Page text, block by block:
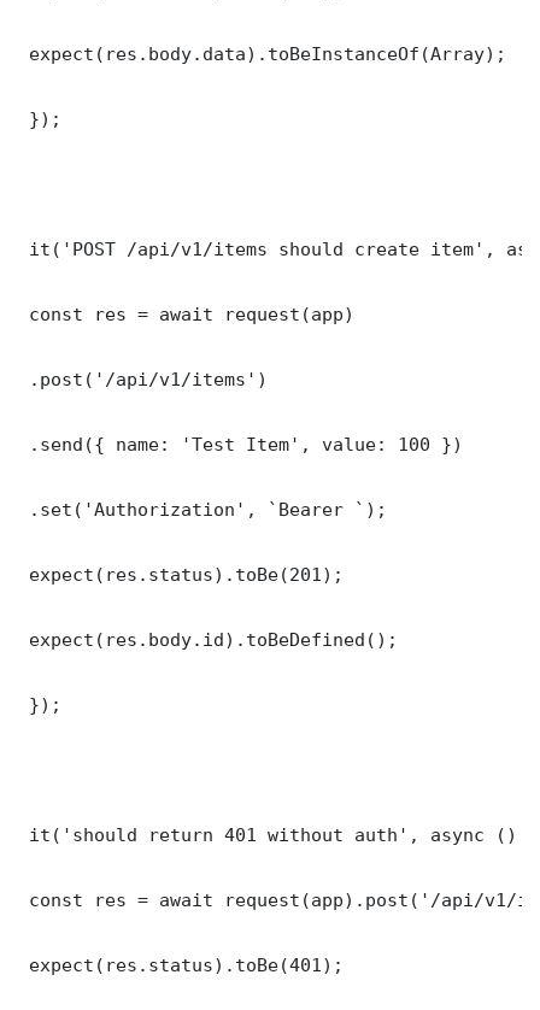
expect(res.body.data).toBeInstanceOf(Array);
});
it('POST /api/v1/items should create item',
const res = await request(app)
.post('/api/v1/items')
.send({ name: 'Test Item', value: 100 })
.set('Authorization', `Bearer `);
expect(res.status).toBe(201);
expect(res.body.id).toBeDefined();
});
it('should return 401 without auth', async ()
const res = await request(app).post('/api/v1/
expect(res.status).toBe(401);